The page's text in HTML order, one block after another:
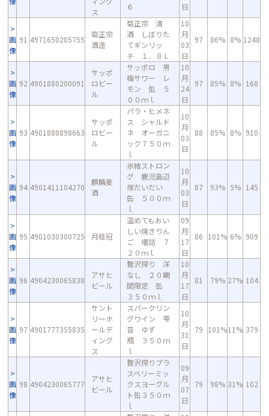
ス
６
日
画
像
91 4971650205755
菊正宗
酒造
菊正宗 清
酒 しぼりた
てギンリッ
チ １．８Ｌ
10
月
03
日
97 86% 8% 1248
画
像
92 4901880200091
サッポ
ロビー
ル
サッポロ 男
梅サワー レ
モン 缶 ５
００ｍｌ
10
月
24
日
97 85% 8% 168
画
像
93 4901880898663
サッポ
ロビー
ル
パラ・ヒメネ
ス シャルド
ネ オーガニ
ック７５０ｍ
ｌ
10
月
03
日
88 85% 8% 910
画
像
94 4901411104270
麒麟麦
酒
氷結ストロン
グ 鹿児島辺
塚だいだい
缶 ５００ｍ
ｌ
10
月
03
日
87 93% 5% 145
画
像
95 4901030300725 月桂冠
温めてもおい
しい焼きりん
ご 壜詰 ７
２０ｍｌ
09
月
17
日
86 101% 6% 909
画
像
96 4904230065838
アサヒ
ビール
贅沢搾り 洋
なし ２０期
間限定 缶
３５０ｍｌ
10
月
17
日
81 79% 27% 104
画
像
97 4901777355835
サント
リーホ
ールデ
ィング
ス
スパークリン
グワイン 雫
音 ゆず
瓶 ３５０ｍ
ｌ
10
月
31
日
79 101%11% 379
画
像
98 4904230065777
アサヒ
ビール
贅沢搾りプラ
スベリーミッ
クスヨーグル
ト缶３５０ｍ
ｌ
09
月
07
日
79 98% 31% 102